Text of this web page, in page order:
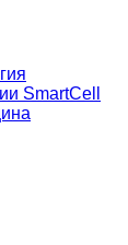
SmartCell